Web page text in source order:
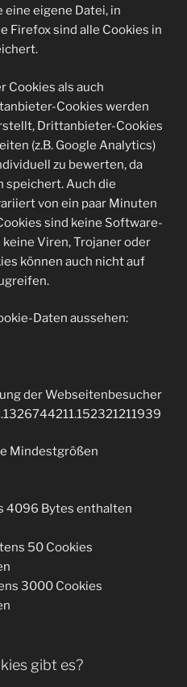
eine eigene Datei, in
Firefox sind alle Cookies in
Cookies als auch
Cookies werden
Drittanbieter-Cookies
(z.B. Google Analytics)
zu bewerten, da
speichert. Auch die
von ein paar Minuten
sind keine Software-
Viren, Trojaner oder
können auch nicht auf
Daten aussehen:
der Webseitenbesucher
Mindestgrößen
4096 Bytes enthalten
50 Cookies
3000 Cookies
gibt es?